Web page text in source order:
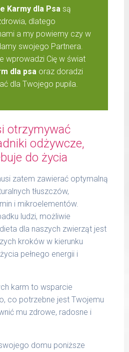
Karmy dla Psa są
dlatego
a my powiemy czy w
swojego Partnera.
wprowadzi Cię w świat
dla psa oraz doradzi
dla Twojego pupila.
otrzymywać
odżywcze,
do życia
zatem zawierać optymalną
tłuszczów,
i mikroelementów.
ludzi, możliwie
dla naszych zwierząt jest
kroków w kierunku
pełnego energii i
karm to wsparcie
co potrzebne jest Twojemu
mu zdrowe, radosne i
domu poniższe